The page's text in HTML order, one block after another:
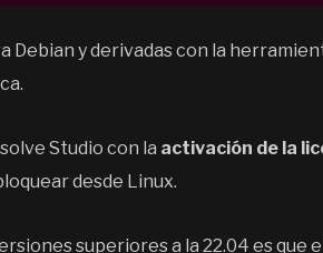
Debian y derivadas con la
Studio con la activación de la
desde Linux.
superiores a la 22.04 es que